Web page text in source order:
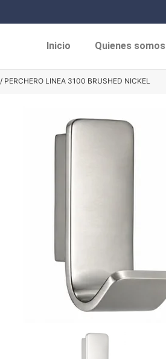
Inicio Quienes somos
/ PERCHERO LINEA 3100 BRUSHED NICKEL